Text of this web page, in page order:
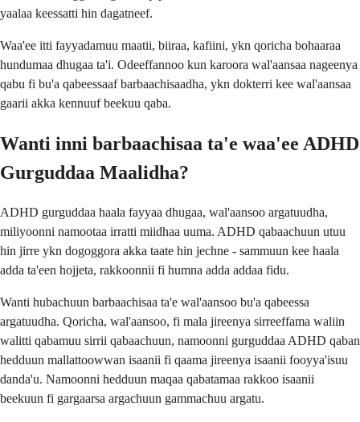
yaalaa keessatti hin dagatneef.
Waa'ee itti fayyadamuu maatii, biiraa, kafiini, ykn qoricha bohaaraa
hundumaa dhugaa ta'i. Odeeffannoo kun karoora wal'aansaa nageenya
qabu fi bu'a qabeessaaf barbaachisaadha, ykn dokterri kee wal'aansaa
gaarii akka kennuuf beekuu qaba.
Wanti inni barbaachisaa ta'e waa'ee ADHD
Gurguddaa Maalidha?
ADHD gurguddaa haala fayyaa dhugaa, wal'aansoo argatuudha,
miliyoonni namootaa irratti miidhaa uuma. ADHD qabaachuun utuu
hin jirre ykn dogoggora akka taate hin jechne - sammuun kee haala
adda ta'een hojjeta, rakkoonnii fi humna adda addaa fidu.
Wanti hubachuun barbaachisaa ta'e wal'aansoo bu'a qabeessa
argatuudha. Qoricha, wal'aansoo, fi mala jireenya sirreeffama waliin
walitti qabamuu sirrii qabaachuun, namoonni gurguddaa ADHD qaban
hedduun mallattoowwan isaanii fi qaama jireenya isaanii fooyya'isuu
danda'u. Namoonni hedduun maqaa qabatamaa rakkoo isaanii
beekuun fi gargaarsa argachuun gammachuu argatu.